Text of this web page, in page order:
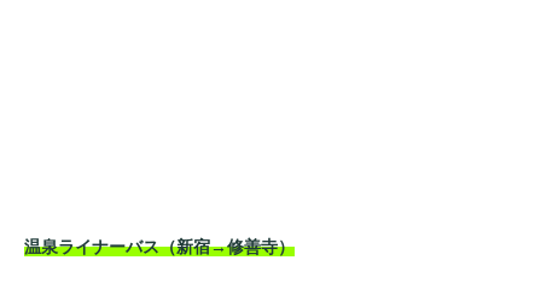
温泉ライナーバス（新宿→修善寺）